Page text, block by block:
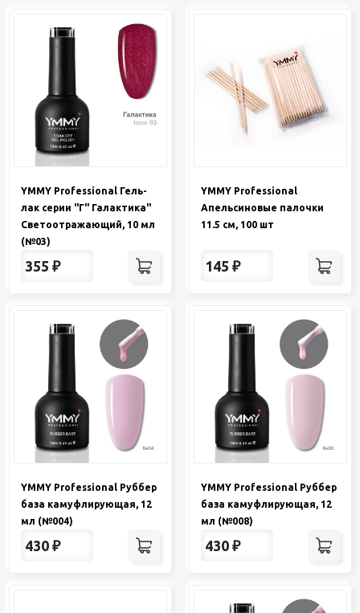
YMMY Professional Гель-
лак серии "Г" Галактика"
Светоотражающий, 10 мл
(№03)
355 ₽
YMMY Professional
Апельсиновые палочки
11.5 см, 100 шт
145 ₽
YMMY Professional Руббер
база камуфлирующая, 12
мл (№004)
430 ₽
YMMY Professional Руббер
база камуфлирующая, 12
мл (№008)
430 ₽